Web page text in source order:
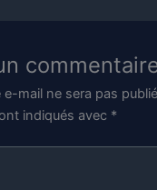
mail ne sera pas
indiqués avec *